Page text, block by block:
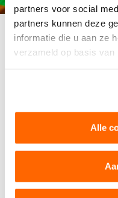
partners voor social
partners kunnen deze
informatie die u aan ze
verzameld op basis van
Alle
Goud